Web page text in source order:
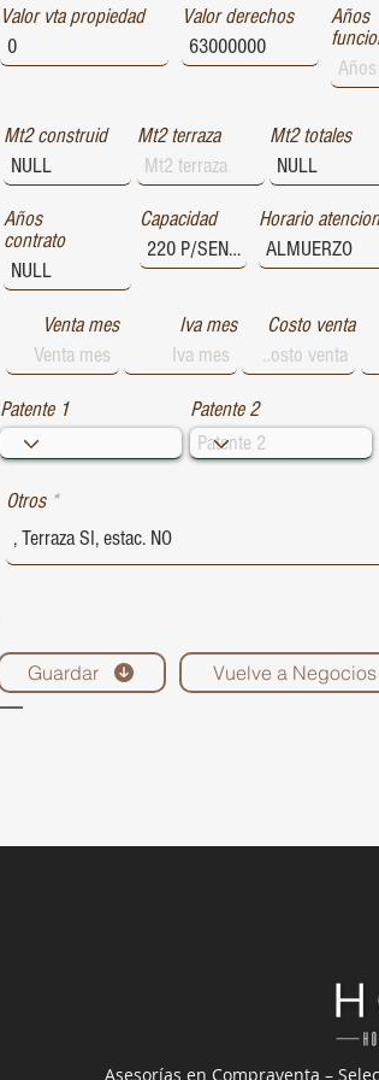
Valor vta propiedad Valor derechos
Años
Mt2 construid Mt2 terraza Mt2 totales
Años
contrato
Capacidad Horario
Venta mes Iva mes Costo venta
Patente 1 Patente 2
Otros
Guardar Vuelve a Negocios
1729
1727
Asesorías en Compraventa –